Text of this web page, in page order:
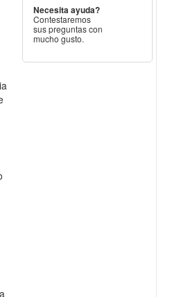
Necesita ayuda?
Contestaremos
sus preguntas con
mucho gusto.